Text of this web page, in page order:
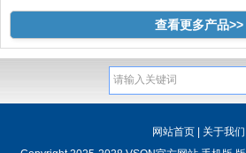
查看更多产品>>
网站首页| 关于我们